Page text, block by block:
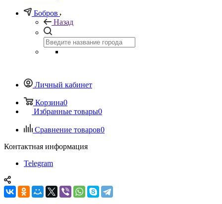
Бобров
Назад
Личный кабинет
Корзина0
Избранные товары0
Сравнение товаров0
Контактная информация
Telegram